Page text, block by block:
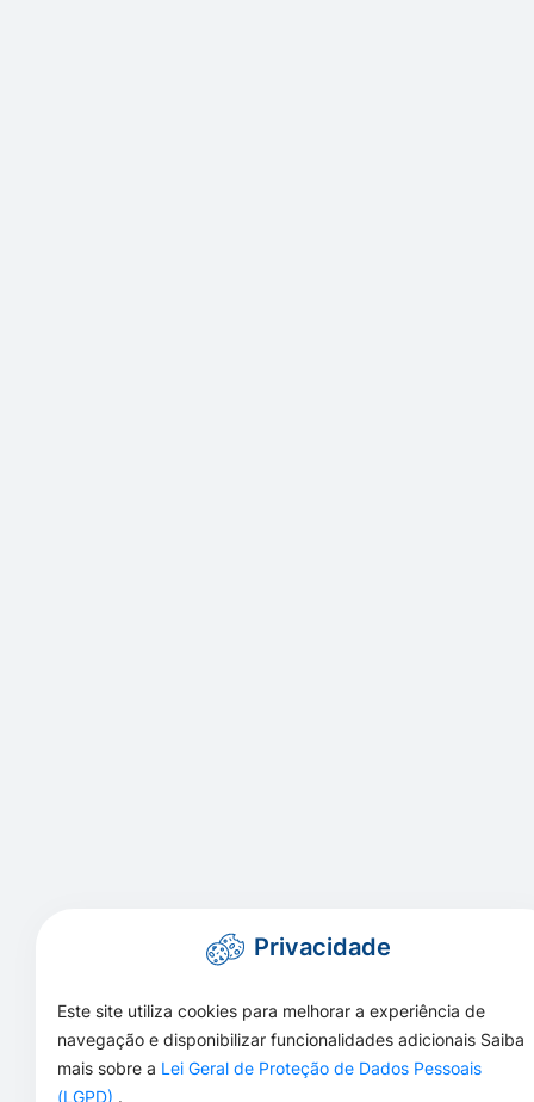
Privacidade
Este site utiliza cookies para melhorar a experiência de
navegação e disponibilizar funcionalidades adicionais Saiba
mais sobre a Lei Geral de Proteção de Dados Pessoais
(LGPD) .